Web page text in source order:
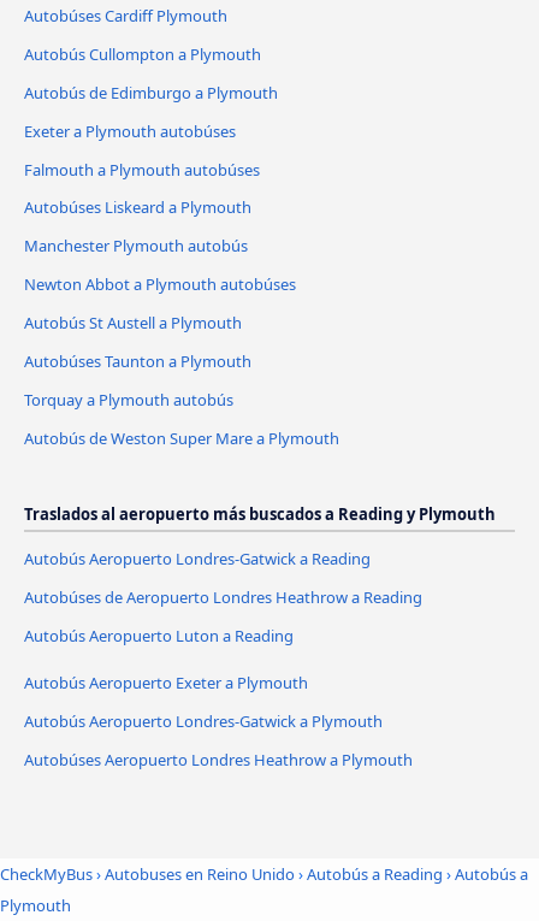
Autobúses Cardiff Plymouth
Autobús Cullompton a Plymouth
Autobús de Edimburgo a Plymouth
Exeter a Plymouth autobúses
Falmouth a Plymouth autobúses
Autobúses Liskeard a Plymouth
Manchester Plymouth autobús
Newton Abbot a Plymouth autobúses
Autobús St Austell a Plymouth
Autobúses Taunton a Plymouth
Torquay a Plymouth autobús
Autobús de Weston Super Mare a Plymouth
Traslados al aeropuerto más buscados a Reading y Plymouth
Autobús Aeropuerto Londres-Gatwick a Reading
Autobúses de Aeropuerto Londres Heathrow a Reading
Autobús Aeropuerto Luton a Reading
Autobús Aeropuerto Exeter a Plymouth
Autobús Aeropuerto Londres-Gatwick a Plymouth
Autobúses Aeropuerto Londres Heathrow a Plymouth
CheckMyBus›Autobuses en Reino Unido›Autobús a Reading ›Autobús a
Plymouth